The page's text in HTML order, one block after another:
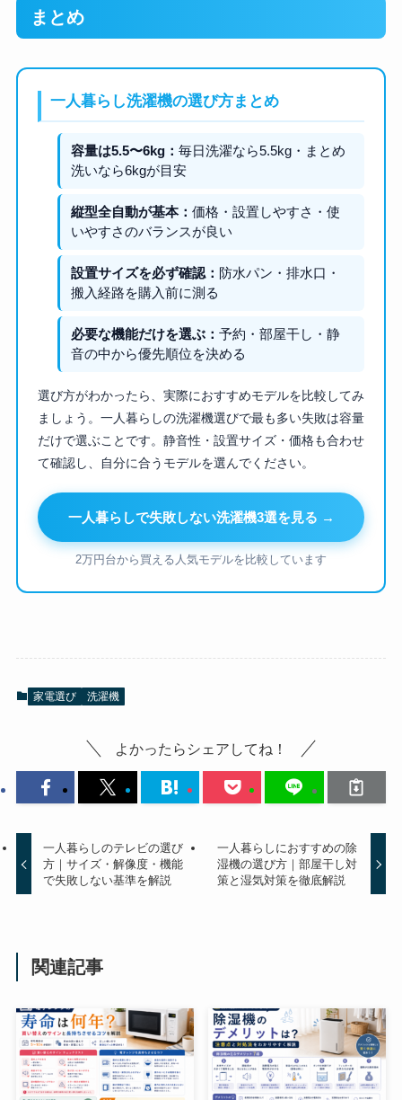
まとめ
一人暮らし洗濯機の選び方まとめ
容量は5.5〜6kg：毎日洗濯なら5.5kg・まとめ
洗いなら6kgが目安
縦型全自動が基本：価格・設置しやすさ・使
いやすさのバランスが良い
設置サイズを必ず確認： 防水パン・排水口・
搬入経路を購入前に測る
必要な機能だけを選ぶ：予約・部屋干し・静
音の中から優先順位を決める
選び方がわかったら、実際におすすめモデルを比較してみ
ましょう。一人暮らしの洗濯機選びで最も多い失敗は容量
だけで選ぶことです。静音性・設置サイズ・価格も合わせ
て確認し、自分に合うモデルを選んでください。
一人暮らしで失敗しない洗濯機3選を見る →
2万円台から買える人気モデルを比較しています
家電選び 洗濯機
よかったらシェアしてね！
一人暮らしのテレビの選び
方｜サイズ・解像度・機能
で失敗しない基準を解説
一人暮らしにおすすめの除
湿機の選び方｜部屋干し対
策と湿気対策を徹底解説
関連記事